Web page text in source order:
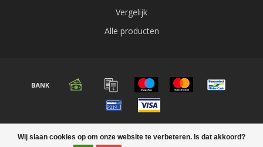
Wij slaan cookies op om onze website te verbeteren. Is dat akkoord?
Vergelijk
Alle producten
© Copyright 2026 Audio expert